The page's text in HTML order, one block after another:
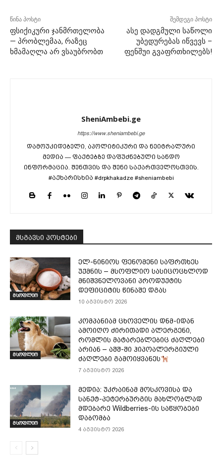
წინა პოსტი
ფსიქიკური ჯანმრთელობა
— პრობლემაა, რაზეც
ხმამაღლა არ ვსაუბრობთ
შემდეგი პოსტი
ასე დადგმული საწოლი
უბედურებას იწვევს –
ფენშუი გვაფრთხილებს!
SheniAmbebi.ge
https://www.sheniambebi.ge
დამოუკიდებელი, აპოლიტიკური და ნეიტრალური
მედია — ფაქტებზე დაფუძნებული სანდო
ინფორმაცია. შენთვის და შენი საქართველოსთვის.
#აქხარისხია #drpkhakadze #sheniambebi
მსგავსი პოსტები
მსოფლიო
ელ-ნინიოს ფენომენი საფრთხეს
უქმნის – მსოფლიო სასიცოცხლოდ
მნიშვნელოვანი პროდუქტის
დეფიციტის წინაშე დგას
10 აგვისტო 2026
მსოფლიო
კომპანიამ ცხოველის დნმ-იდან
ამოიღო ძირითადი ალერგენი,
რომლის მატარებლებიც ძაღლები
არიან – აშშ-ში ჰიპოალერგიული
ძაღლები გამოიყვანეს
7 აგვისტო 2026
მსოფლიო
მედია: უკრაინამ მოსკოვისა და
სანქტ-პეტერბურგის მახლობლად
მდებარე Wildberries-ის საწყობები
დაბომბა
4 აგვისტო 2026